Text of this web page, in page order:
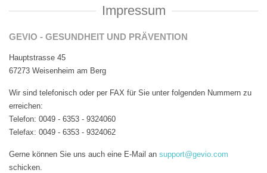
Impressum
GEVIO - GESUNDHEIT UND PRÄVENTION
Hauptstrasse 45
67273 Weisenheim am Berg
Wir sind telefonisch oder per FAX für Sie unter folgenden Nummern zu
erreichen:
Telefon: 0049 - 6353 - 9324060
Telefax: 0049 - 6353 - 9324062
Gerne können Sie uns auch eine E-Mail an support@gevio.com
schicken.